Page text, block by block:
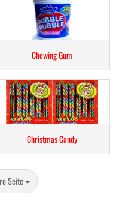
Chewing Gum
Christmas Candy
Seite